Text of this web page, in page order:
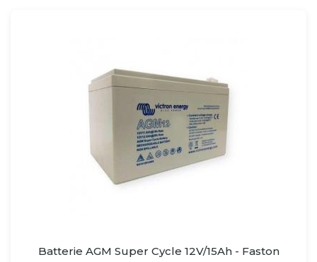
Batterie AGM Super Cycle 12V/15Ah - Faston